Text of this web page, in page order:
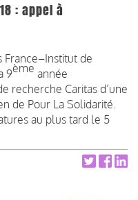
: appel à
France–Institut de
9ème année
recherche Caritas d’une
de Pour La Solidarité.
au plus tard le 5